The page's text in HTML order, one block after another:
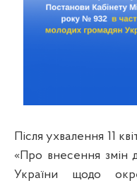
Після ухвалення 11
«Про внесення змін
України щодо